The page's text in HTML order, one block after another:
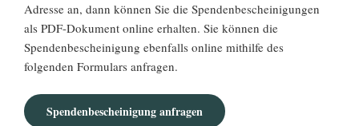
Adresse an, dann können Sie die Spendenbescheinigungen
als PDF-Dokument online erhalten. Sie können die
Spendenbescheinigung ebenfalls online mithilfe des
folgenden Formulars anfragen.
Spendenbescheinigung anfragen